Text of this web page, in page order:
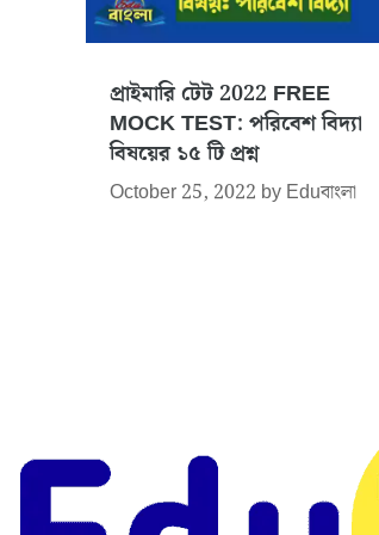
প্রাইমারি টেট 2022 FREE
MOCK TEST: পরিবেশ বিদ্যা
বিষয়ের ১৫ টি প্রশ্ন
October 25, 2022 byEduবাংলা